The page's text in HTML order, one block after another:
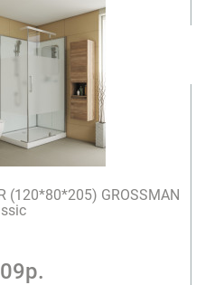
(120*80*205) GROSSMAN